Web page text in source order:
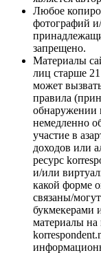
Любое
фотографий
запрещено.
Материалы
лиц старше
может
правила
обнаружении
немедленно
участие в
доходов или
ресурс
и/или
какой форме
связаны/
букмекерами
материалы